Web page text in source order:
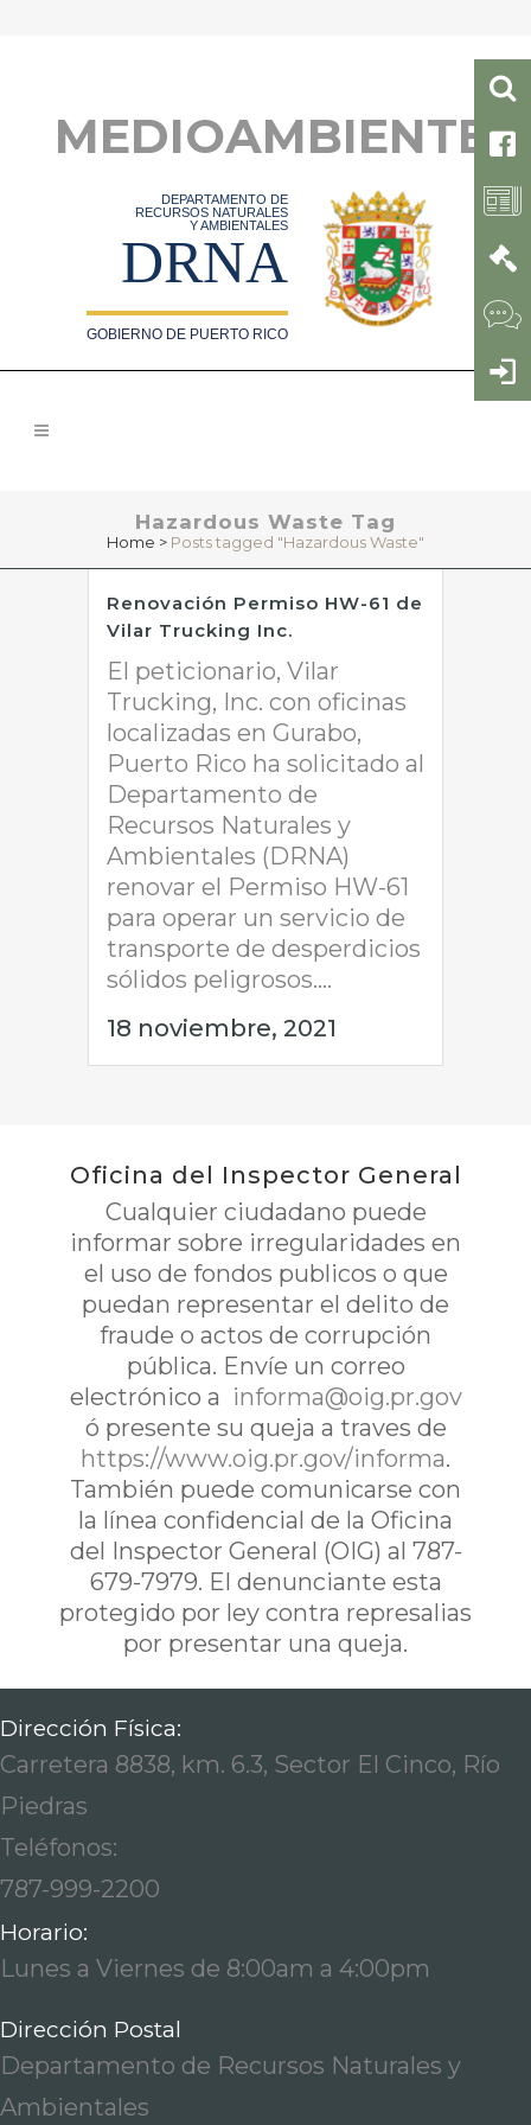
MEDIOAMBIENTE
DEPARTAMENTO DE
RECURSOS NATURALES
Y AMBIENTALES
DRNA
GOBIERNO DE PUERTO RICO
Hazardous Waste Tag
Home > Posts tagged "Hazardous Waste"
Renovación Permiso HW-61 de
Vilar Trucking Inc.
El peticionario, Vilar
Trucking, Inc. con oficinas
localizadas en Gurabo,
Puerto Rico ha solicitado al
Departamento de
Recursos Naturales y
Ambientales (DRNA)
renovar el Permiso HW-61
para operar un servicio de
transporte de desperdicios
sólidos peligrosos....
18 noviembre, 2021
Oficina del Inspector General
Cualquier ciudadano puede
informar sobre irregularidades en
el uso de fondos publicos o que
puedan representar el delito de
fraude o actos de corrupción
pública. Envíe un correo
electrónico a informa@oig.pr.gov
ó presente su queja a traves de
https://www.oig.pr.gov/informa.
También puede comunicarse con
la línea confidencial de la Oficina
del Inspector General (OIG) al 787-
679-7979. El denunciante esta
protegido por ley contra represalias
por presentar una queja.
Dirección Física:
Carretera 8838, km. 6.3, Sector El Cinco, Río
Piedras
Teléfonos:
787-999-2200
Horario:
Lunes a Viernes de 8:00am a 4:00pm
Dirección Postal
Departamento de Recursos Naturales y
Ambientales